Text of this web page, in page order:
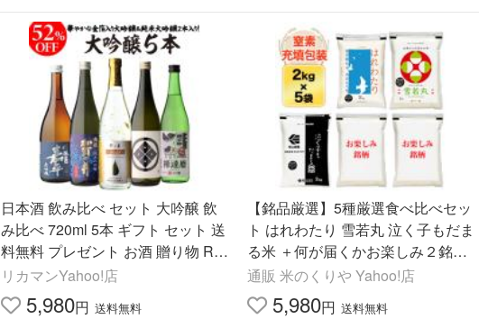
日本酒 飲み比べ セット 大吟醸 飲
み比べ 720ml 5本 ギフト セット 送
料無料 プレゼント お酒 贈り物 RS
LリカマンYahoo!店
5,980円 送料無料
【銘品厳選】5種厳選食べ比べセッ
ト はれわたり 雪若丸 泣く子もだま
る米 ＋何が届くかお楽しみ２銘柄
白米10kg（2kg×5袋）送料無料 令
和7年(2025年)産
通販 米のくりや Yahoo!店
5,980円 送料無料